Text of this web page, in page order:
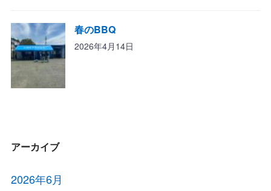
春のBBQ
2026年4月14日
アーカイブ
2026年6月